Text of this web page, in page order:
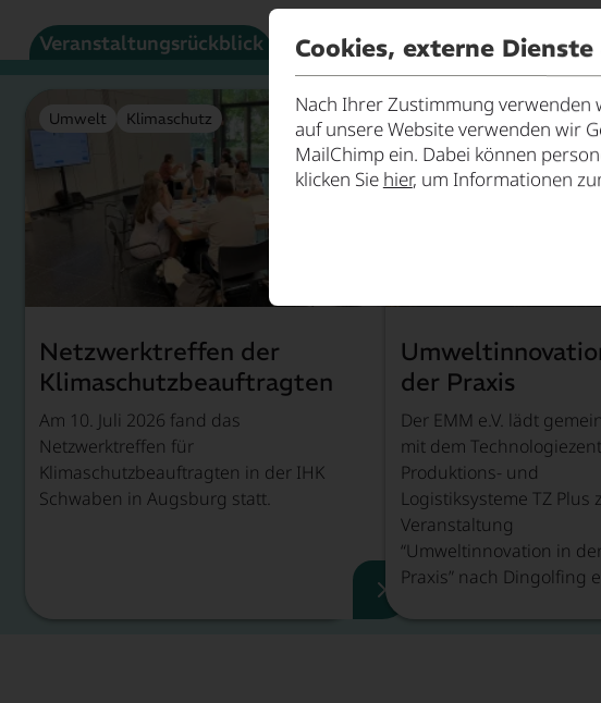
Veranstaltungsrückblick Vereinsunterlagen
Umwelt Klimaschutz
Netzwerktreffen der
Klimaschutzbeauftragten
Am 10. Juli 2026 fand das
Netzwerktreffen für
Klimaschutzbeauftragten in der IHK
Schwaben in Augsburg statt.
Veranstaltungsrückblick,
der Praxis
Der EMM e.V. lädt
mit dem
Produktions- und
Logistiksysteme TZ Plus
Veranstaltung
“Umweltinnovation in
Praxis” nach Dingolfing
Cookies, externe
Nach Ihrer Zustimmung verwenden
auf unsere Website verwenden wir
MailChimp ein. Dabei können
klicken Sie hier, um Informationen